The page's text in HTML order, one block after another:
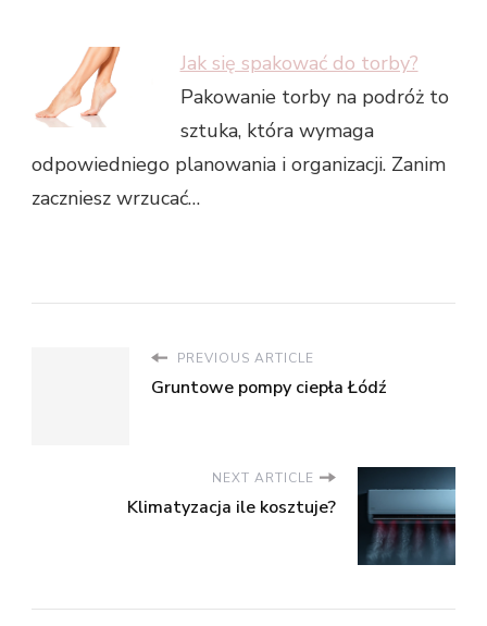
Jak się spakować do torby?
Pakowanie torby na podróż to
sztuka, która wymaga
odpowiedniego planowania i organizacji. Zanim
zaczniesz wrzucać…
PREVIOUS ARTICLE
Gruntowe pompy ciepła Łódź
NEXT ARTICLE
Klimatyzacja ile kosztuje?